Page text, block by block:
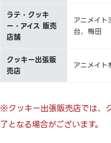
ラテ・クッキ
ー・アイス 販売
店舗
アニメイ
台、梅田
クッキー出張販
売店
アニメイト
※クッキー出張販売店では、
了となる場合がございます。